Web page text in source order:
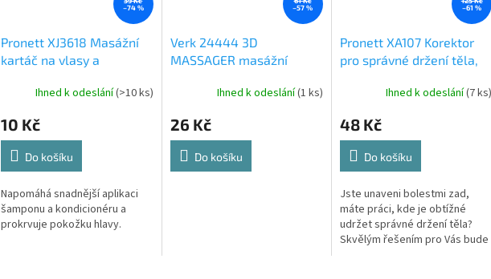
–74 %
Pronett XJ3618 Masážní
kartáč na vlasy a
Ihned k odeslání(>10 ks)
10 Kč
Do košíku
Napomáhá snadnější aplikaci
šamponu a kondicionéru a
prokrvuje pokožku hlavy.
–57 %
Verk 24444 3D
MASSAGER masážní
Ihned k odeslání(1 ks)
26 Kč
Do košíku
–61 %
Pronett XA107 Korektor
pro správné držení těla,
Ihned k odeslání(7 ks)
48 Kč
Do košíku
Jste unaveni bolestmi zad,
máte práci, kde je obtížné
udržet správné držení těla?
Skvělým řešením pro Vás bude